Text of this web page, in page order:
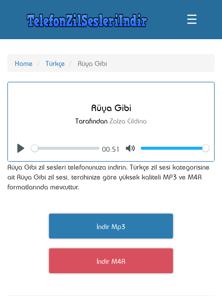
☰
Home Türkçe Rüya Gibi
Rüya Gibi
Tarafından Zalza Cildina
Seek
00:51
Volume
Rüya Gibi zil sesleri telefonunuza indirin. Türkçe zil sesi kategorisine
ait Rüya Gibi zil sesi, tercihinize göre yüksek kaliteli MP3 ve M4R
formatlarında mevcuttur.
İndir Mp3
İndir M4R